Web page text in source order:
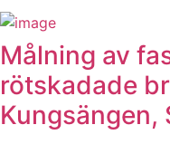
Målning av
rötskadade
Kungsängen,